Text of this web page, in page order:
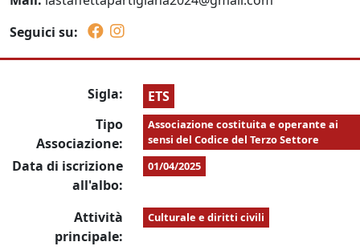
Seguici su:
Sigla:
ETS
Tipo
Associazione:
Associazione costituita e operante ai
sensi del Codice del Terzo Settore
Data di iscrizione
all'albo:
01/04/2025
Attività
principale:
Culturale e diritti civili